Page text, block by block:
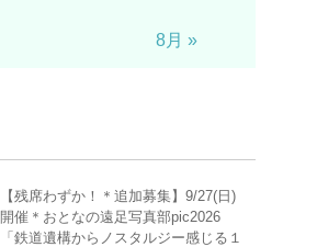
8月 »
【残席わずか！＊追加募集】9/27(日)
開催＊おとなの遠足写真部pic2026
「鉄道遺構からノスタルジー感じる１